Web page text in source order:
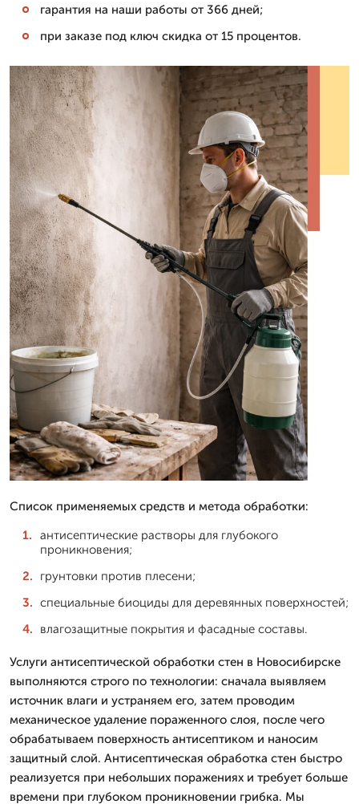
гарантия на наши работы от 366 дней;
при заказе под ключ скидка от 15 процентов.
Список применяемых средств и метода обработки:
антисептические растворы для глубокого
проникновения;
грунтовки против плесени;
специальные биоциды для деревянных поверхностей;
влагозащитные покрытия и фасадные составы.
Услуги антисептической обработки стен в Новосибирске
выполняются строго по технологии: сначала выявляем
источник влаги и устраняем его, затем проводим
механическое удаление пораженного слоя, после чего
обрабатываем поверхность антисептиком и наносим
защитный слой. Антисептическая обработка стен быстро
реализуется при небольших поражениях и требует больше
времени при глубоком проникновении грибка. Мы